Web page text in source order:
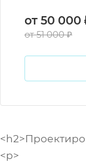
от 50 000
от 51 000 ₽
<p>